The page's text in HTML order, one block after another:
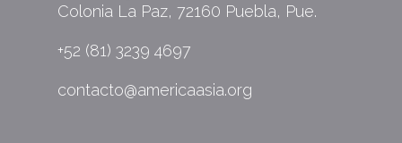
Colonia La Paz, 72160 Puebla, Pue.
+52 (81) 3239 4697
contacto@americaasia.org